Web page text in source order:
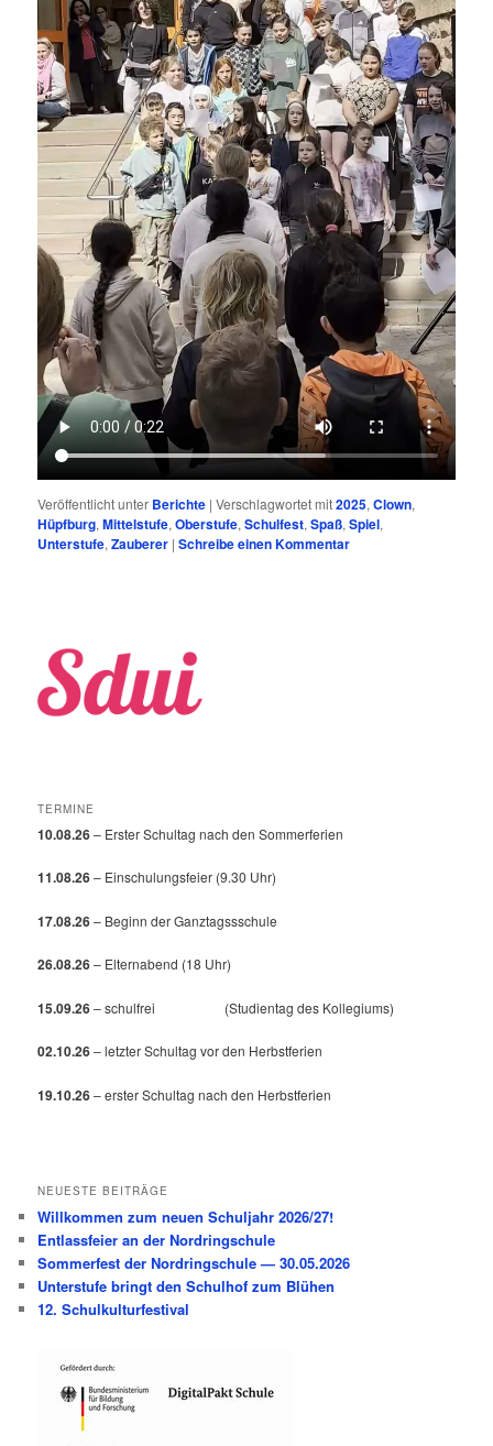
Veröffentlicht unter Berichte |Verschlagwortet mit2025,Clown,
Hüpfburg,Mittelstufe,Oberstufe,Schulfest,Spaß,Spiel,
Unterstufe,Zauberer |Schreibe einen Kommentar
TERMINE
10.08.26– Erster Schultag nach den Sommerferien
11.08.26– Einschulungsfeier (9.30 Uhr)
17.08.26– Beginn der Ganztagssschule
26.08.26– Elternabend (18 Uhr)
15.09.26– schulfrei (Studientag des Kollegiums)
02.10.26– letzter Schultag vor den Herbstferien
19.10.26– erster Schultag nach den Herbstferien
NEUESTE BEITRÄGE
Willkommen zum neuen Schuljahr 2026/27!
Entlassfeier an der Nordringschule
Sommerfest der Nordringschule — 30.05.2026
Unterstufe bringt den Schulhof zum Blühen
12. Schulkulturfestival